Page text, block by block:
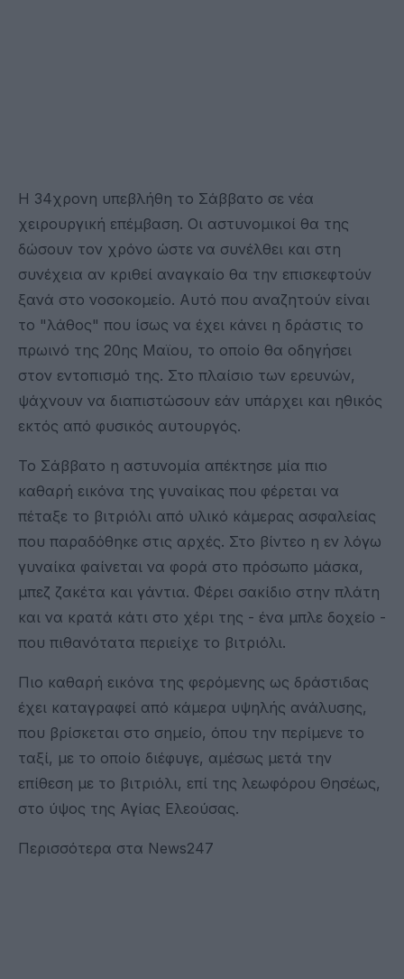
Η 34χρονη υπεβλήθη το Σάββατο σε νέα
χειρουργική επέμβαση. Οι αστυνομικοί θα της
δώσουν τον χρόνο ώστε να συνέλθει και στη
συνέχεια αν κριθεί αναγκαίο θα την επισκεφτούν
ξανά στο νοσοκομείο. Αυτό που αναζητούν είναι
το "λάθος" που ίσως να έχει κάνει η δράστις το
πρωινό της 20ης Μαϊου, το οποίο θα οδηγήσει
στον εντοπισμό της. Στο πλαίσιο των ερευνών,
ψάχνουν να διαπιστώσουν εάν υπάρχει και ηθικός
εκτός από φυσικός αυτουργός.
Το Σάββατο η αστυνομία απέκτησε μία πιο
καθαρή εικόνα της γυναίκας που φέρεται να
πέταξε το βιτριόλι από υλικό κάμερας ασφαλείας
που παραδόθηκε στις αρχές. Στο βίντεο η εν λόγω
γυναίκα φαίνεται να φορά στο πρόσωπο μάσκα,
μπεζ ζακέτα και γάντια. Φέρει σακίδιο στην πλάτη
και να κρατά κάτι στο χέρι της - ένα μπλε δοχείο -
που πιθανότατα περιείχε το βιτριόλι.
Πιο καθαρή εικόνα της φερόμενης ως δράστιδας
έχει καταγραφεί από κάμερα υψηλής ανάλυσης,
που βρίσκεται στο σημείο, όπου την περίμενε το
ταξί, με το οποίο διέφυγε, αμέσως μετά την
επίθεση με το βιτριόλι, επί της λεωφόρου Θησέως,
στο ύψος της Αγίας Ελεούσας.
Περισσότερα στα News247